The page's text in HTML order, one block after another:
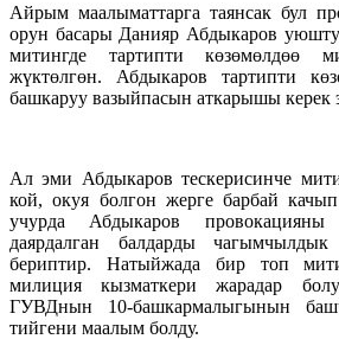
Айрым маалыматтарга таянсак бул
орун басары Данияр Абдыкаров
митингде тартипти көзөмөлдөө
жүктөлгөн. Абдыкаров тартипти
башкаруу вазыйпасын аткарышы керек
Ал эми Абдыкаров тескерисинче
кой, окуя болгон жерге барбай
учурда Абдыкаров
даярдалган балдарды
бериптир. Натыйжада бир топ
милиция кызматкери жарадар
ГУВДнын 10-башкармалыгынын
тийгени маалым болду.